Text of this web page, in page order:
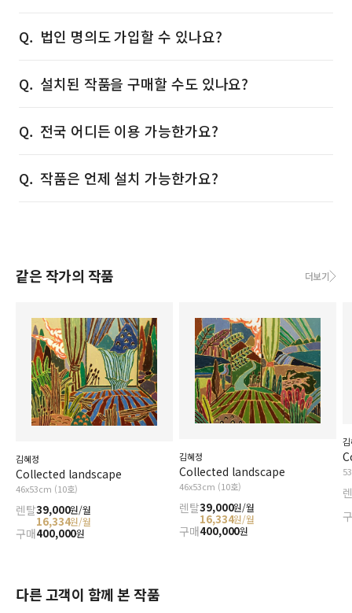
법인 명의도 가입할 수 있나요?
설치된 작품을 구매할 수도 있나요?
전국 어디든 이용 가능한가요?
작품은 언제 설치 가능한가요?
같은 작가의 작품 더보기
김혜정
Collected landscape
46x53cm (10호)
렌탈39,000원/월
16,334원/월
구매400,000원
김혜정
Collected landscape
46x53cm (10호)
렌탈39,000원/월
16,334원/월
구매400,000원
다른 고객이 함께 본 작품